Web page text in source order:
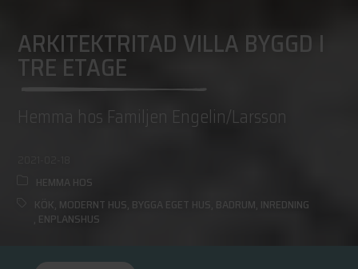
ARKITEKTRITAD VILLA BYGGD I
TRE ETAGE
Hemma hos Familjen Engelin/Larsson
HEMMA HOS
KÖK, MODERNT HUS, BYGGA EGET HUS BADRUM, INREDNING
, ENPLANSHUS